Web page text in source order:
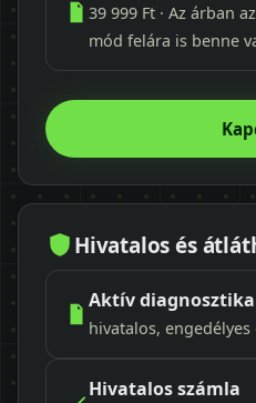
39 999 Ft · Az árban
mód felára is benne
Hivatalos és
Aktív
hivatalos, engedélyes
Hivatalos számla